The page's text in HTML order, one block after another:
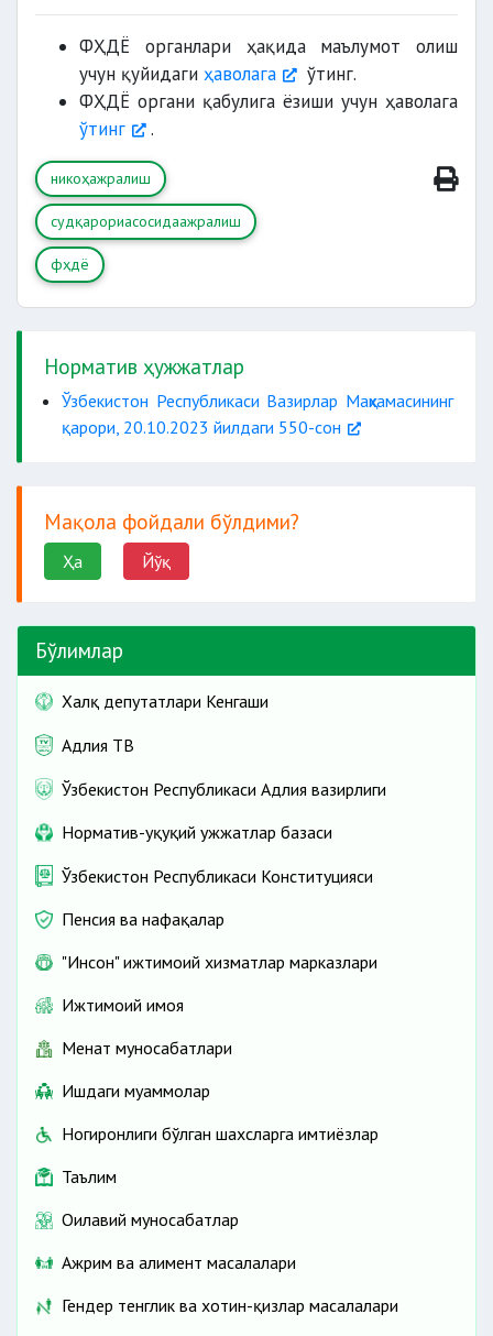
ФҲДЁ органлари ҳақида маълумот олиш
учун қуйидаги ҳаволага
ўтинг.
ФҲДЁ органи қабулига ёзиши учун ҳаволага
ўтинг
.
никоҳажралиш
судқарориасосидаажралиш
фҳдё
Норматив ҳужжатлар
Ўзбекистон Республикаси Вазирлар Маҳкамасининг
қарори, 20.10.2023 йилдаги 550-сон
Мақола фойдали бўлдими?
Ҳа Йўқ
Бўлимлар
Халқ депутатлари Кенгаши
Адлия ТВ
Ўзбекистон Республикаси Адлия вазирлиги
Норматив-ҳуқуқий ҳужжатлар базаси
Ўзбекистон Республикаси Конституцияси
Пенсия ва нафақалар
"Инсон" ижтимоий хизматлар марказлари
Ижтимоий ҳимоя
Меҳнат муносабатлари
Ишдаги муаммолар
Ногиронлиги бўлган шахсларга имтиёзлар
Таълим
Оилавий муносабатлар
Ажрим ва алимент масалалари
Гендер тенглик ва хотин-қизлар масалалари